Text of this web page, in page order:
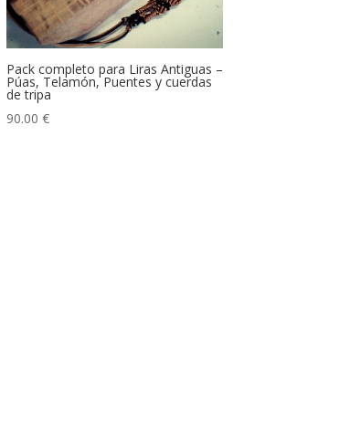
Pack completo para Liras Antiguas –
Púas, Telamón, Puentes y cuerdas
de tripa
90.00€